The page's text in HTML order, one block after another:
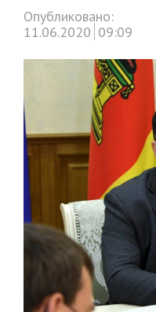
Опубликовано:
11.06.2020 09:09